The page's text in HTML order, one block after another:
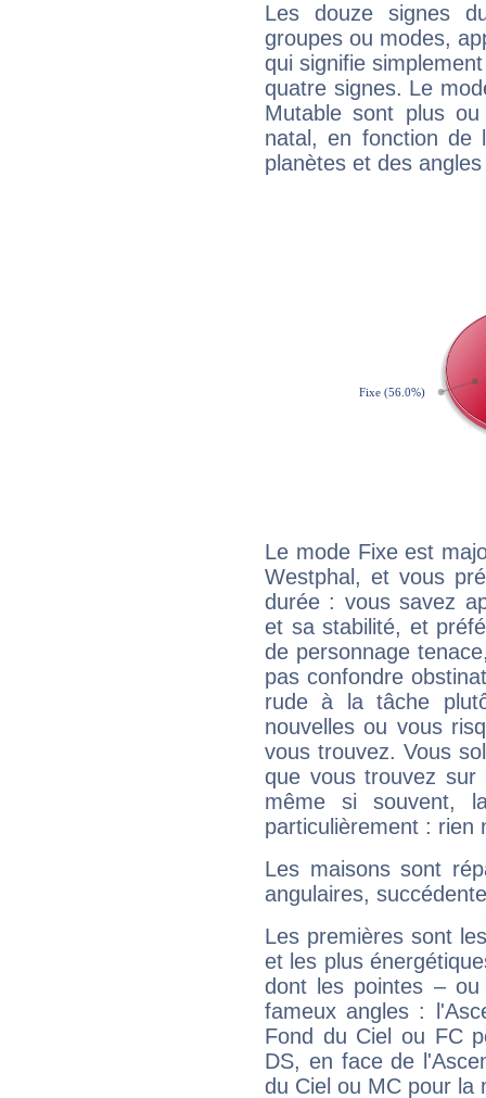
Les douze signes
groupes ou modes,
qui signifie
quatre signes. Le
Mutable sont plus
natal, en fonction de
planètes et des
Le mode Fixe est
Westphal, et vous
durée : vous savez
et sa stabilité, et
de personnage
pas confondre
rude à la tâche
nouvelles ou vous
vous trouvez. Vous
que vous trouvez
même si souvent,
particulièrement : rien
Les maisons sont
angulaires,
Les premières sont
et les plus
dont les pointes –
fameux angles :
Fond du Ciel ou FC
DS, en face de
du Ciel ou MC pour la